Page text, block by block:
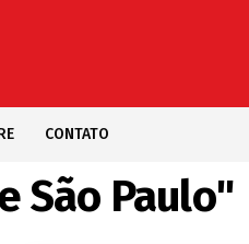
CONTATO
São Paulo"